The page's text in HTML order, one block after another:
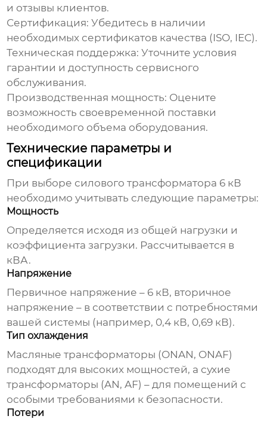
и отзывы клиентов.
Сертификация: Убедитесь в наличии
необходимых сертификатов качества (ISO, IEC).
Техническая поддержка: Уточните условия
гарантии и доступность сервисного
обслуживания.
Производственная мощность: Оцените
возможность своевременной поставки
необходимого объема оборудования.
Технические параметры и
спецификации
При выборе силового трансформатора 6 кВ
необходимо учитывать следующие параметры:
Мощность
Определяется исходя из общей нагрузки и
коэффициента загрузки. Рассчитывается в
кВА.
Напряжение
Первичное напряжение – 6 кВ, вторичное
напряжение – в соответствии с потребностями
вашей системы (например, 0,4 кВ, 0,69 кВ).
Тип охлаждения
Масляные трансформаторы (ONAN, ONAF)
подходят для высоких мощностей, а сухие
трансформаторы (AN, AF) – для помещений с
особыми требованиями к безопасности.
Потери